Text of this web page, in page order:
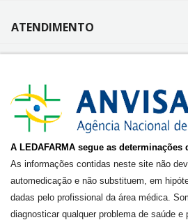
ATENDIMENTO
A LEDAFARMA segue as determinações
As informações contidas neste site não
automedicação e não substituem, em
dadas pelo profissional da área médica.
diagnosticar qualquer problema de saúde e